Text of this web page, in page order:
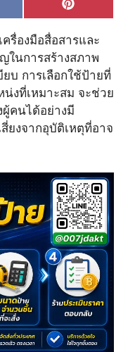
Share
on
P
i
t
e
r
e
s
t
รื่องมือสื่อสารและ
ในการสร้างสภาพ
บ การเลือกใช้ป้ายที่
งที่เหมาะสม จะช่วย
คนได้อย่างมี
ยงจากอุบัติเหตุที่อาจ